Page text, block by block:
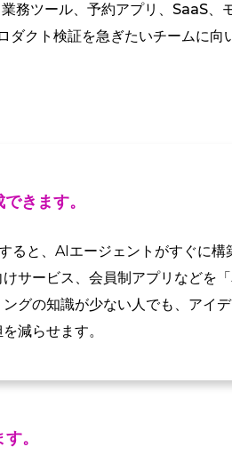
務ツール、予約アプリ、SaaS、
クト検証を急ぎたいチームに向
きます。
と、AIエージェントがすぐに構
サービス、会員制アプリなどを「
グの知識が少ない人でも、アイ
減らせます。
。